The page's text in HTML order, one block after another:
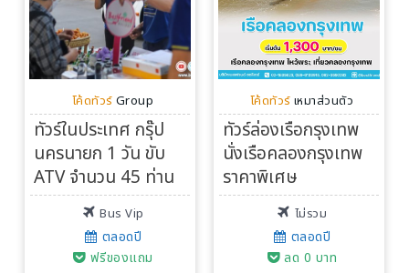
โค้ดทัวร์ Group
ทัวร์ในประเทศ กรุ๊ป
นครนายก 1 วัน ขับ
ATV จำนวน 45 ท่าน
Bus Vip
ตลอดปี
ฟรีของแถม
โค้ดทัวร์ เหมาส่วนตัว
ทัวร์ล่องเรือกรุงเทพ
นั่งเรือคลองกรุงเทพ
ราคาพิเศษ
ไม่รวม
ตลอดปี
ลด 0 บาท